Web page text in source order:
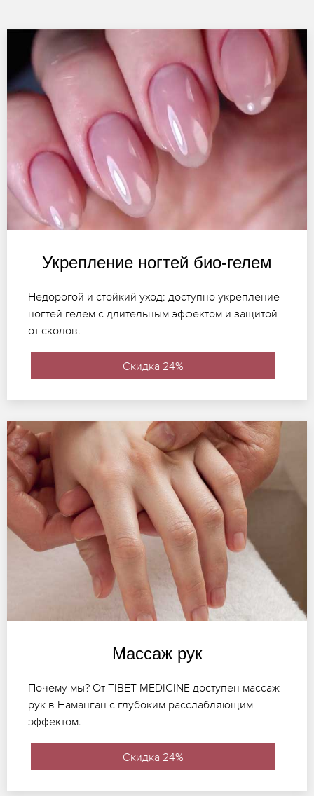
Укрепление ногтей био-гелем
Недорогой и стойкий уход: доступно укрепление
ногтей гелем с длительным эффектом и защитой
от сколов.
Скидка 24%
Массаж рук
Почему мы? От TIBET-MEDICINE доступен массаж
рук в Наманган с глубоким расслабляющим
эффектом.
Скидка 24%